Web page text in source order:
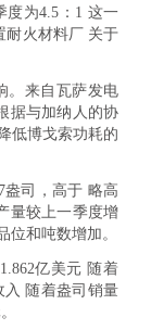
度为4.5：1 这一
耐火材料厂 关于
。来自瓦萨发电
据与加纳人的协
低博戈索功耗的
盎司，高于 略高
量较上一季度增
位和吨数增加。
亿美元 随着
入 随着盎司销量